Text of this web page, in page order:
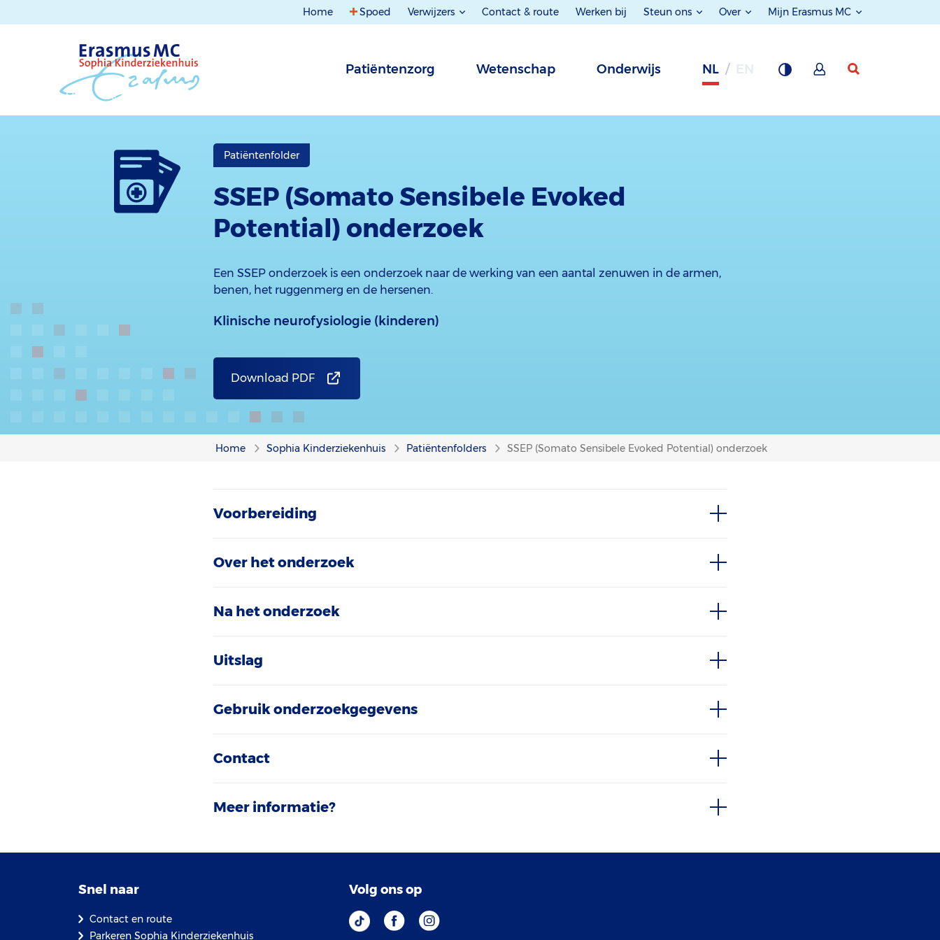
Home Spoed Verwijzers Contact & route Werken bij Steun ons Over Mijn Erasmus MC
Patiëntenzorg Wetenschap Onderwijs NL
Patiëntenfolder
SSEP (Somato Sensibele Evoked
Potential) onderzoek
Een SSEP onderzoek is een onderzoek naar de werking van een aantal zenuwen in de armen,
benen, het ruggenmerg en de hersenen.
Klinische neurofysiologie (kinderen)
Download PDF
Home Sophia Kinderziekenhuis Patiëntenfolders SSEP (Somato Sensibele Evoked Potential) onderzoek
Voorbereiding
Over het onderzoek
Na het onderzoek
Uitslag
Gebruik onderzoekgegevens
Contact
Meer informatie?
Snel naar
Contact en route
Parkeren Sophia Kinderziekenhuis
Volg ons op